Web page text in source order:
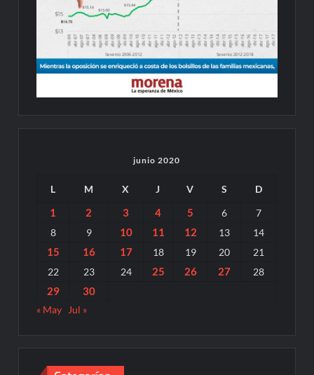
junio 2020
L M X J V S D
1 2 3 4 5 6
7
8
9 10 11 12 13 14
15 16 17 18 19 20
21
22
23 24 25 26 27 28
29 30
« May Jul »